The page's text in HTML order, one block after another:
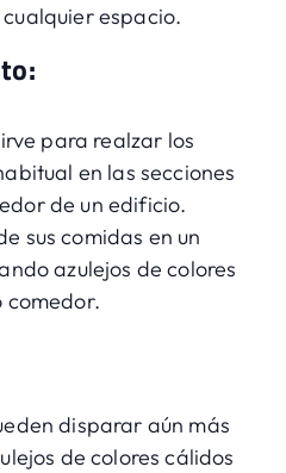
espacio.
para realzar los
en las secciones
de un edificio.
sus comidas en un
azulejos de colores
comedor.
disparar aún más
de colores cálidos